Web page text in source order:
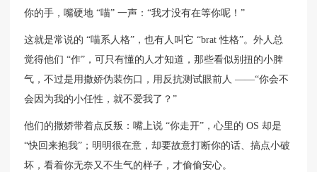
你的手，嘴硬地 “喵” 一声：“我才没有在等你呢！”
这就是常说的 “喵系人格”，也有人叫它 “brat 性格”。外人总
觉得他们 “作”，可只有懂的人才知道，那些看似别扭的小脾
气，不过是用撒娇伪装伤口，用反抗测试眼前人 ——“你会不
会因为我的小任性，就不爱我了？”
他们的撒娇带着点反叛：嘴上说 “你走开”，心里的 OS 却是
“快回来抱我”；明明很在意，却要故意打断你的话、搞点小破
坏，看着你无奈又不生气的样子，才偷偷安心。